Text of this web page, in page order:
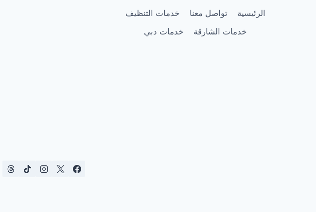
الرئيسية تواصل معنا
خدمات التنظيف
خدمات الشارقة
خدمات دبي